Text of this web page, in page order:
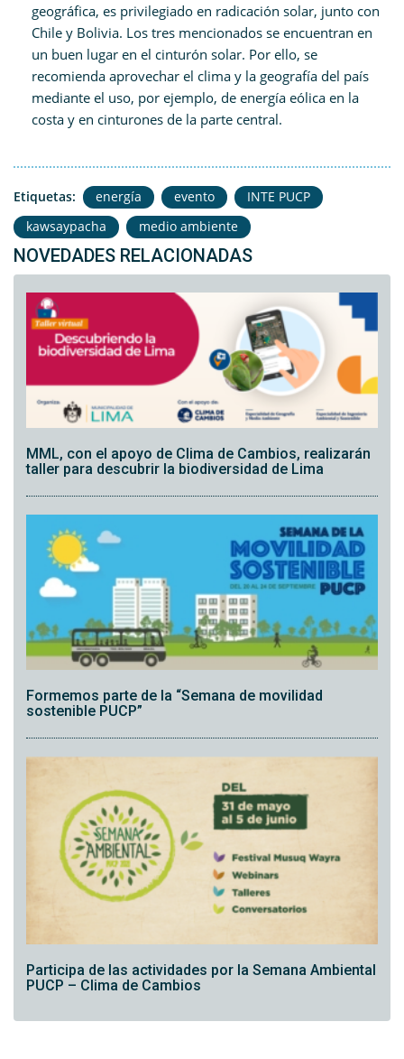
geográfica, es privilegiado en radicación solar, junto con
Chile y Bolivia. Los tres mencionados se encuentran en
un buen lugar en el cinturón solar. Por ello, se
recomienda aprovechar el clima y la geografía del país
mediante el uso, por ejemplo, de energía eólica en la
costa y en cinturones de la parte central.
Etiquetas: energía evento
INTE PUCP
kawsaypacha
medio ambiente
NOVEDADES RELACIONADAS
MML, con el apoyo de Clima de Cambios, realizarán
taller para descubrir la biodiversidad de Lima
Formemos parte de la “Semana de movilidad
sostenible PUCP”
Participa de las actividades por la Semana Ambiental
PUCP – Clima de Cambios